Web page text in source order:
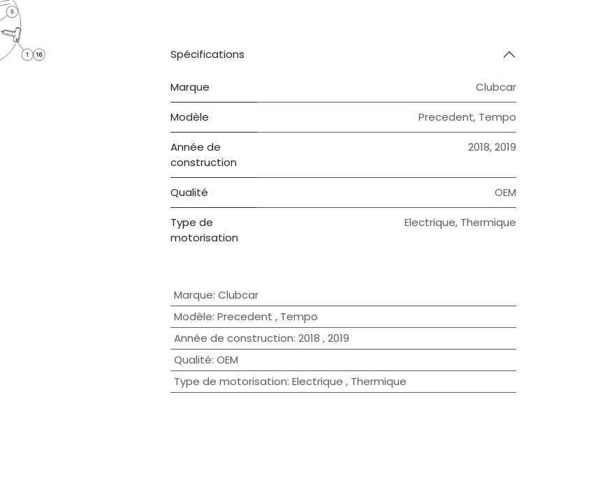
Spécifications
Marque Clubcar
Modèle Precedent, Tempo
Année de
construction
2018,2019
Qualité OEM
Type de
motorisation
Electrique, Thermique
Marque: Clubcar
Modèle: Precedent , Tempo
Année de construction: 2018 ,2019
Qualité: OEM
Type de motorisation: Electrique , Thermique